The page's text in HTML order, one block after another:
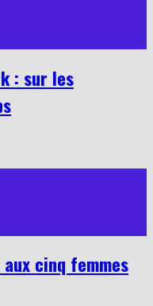
: sur les
cinq femmes